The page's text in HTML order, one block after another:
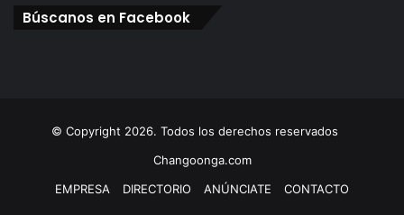
Búscanos en Facebook
© Copyright 2026. Todos los derechos reservados
Changoonga.com
EMPRESA
DIRECTORIO ANÚNCIATE CONTACTO